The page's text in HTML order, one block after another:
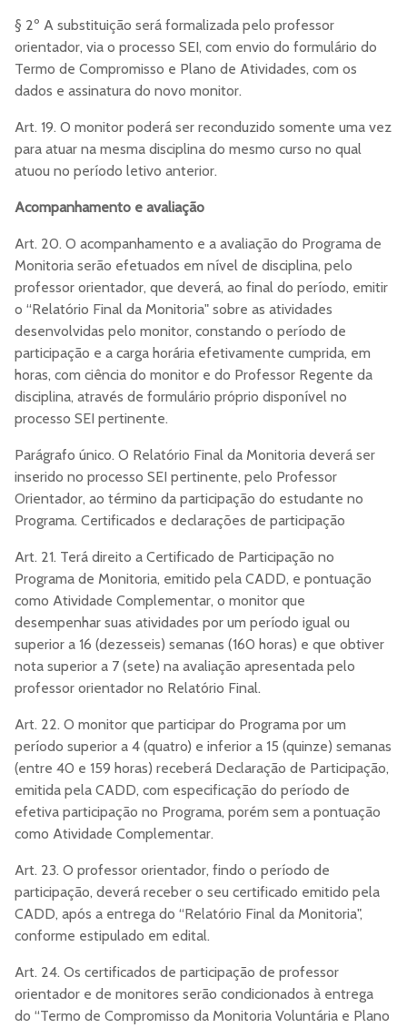
§ 2º A substituição será formalizada pelo professor
orientador, via o processo SEI, com envio do formulário do
Termo de Compromisso e Plano de Atividades, com os
dados e assinatura do novo monitor.
Art. 19. O monitor poderá ser reconduzido somente uma vez
para atuar na mesma disciplina do mesmo curso no qual
atuou no período letivo anterior.
Acompanhamento e avaliação
Art. 20. O acompanhamento e a avaliação do Programa de
Monitoria serão efetuados em nível de disciplina, pelo
professor orientador, que deverá, ao final do período, emitir
o “Relatório Final da Monitoria" sobre as atividades
desenvolvidas pelo monitor, constando o período de
participação e a carga horária efetivamente cumprida, em
horas, com ciência do monitor e do Professor Regente da
disciplina, através de formulário próprio disponível no
processo SEI pertinente.
Parágrafo único. O Relatório Final da Monitoria deverá ser
inserido no processo SEI pertinente, pelo Professor
Orientador, ao término da participação do estudante no
Programa. Certificados e declarações de participação
Art. 21. Terá direito a Certificado de Participação no
Programa de Monitoria, emitido pela CADD, e pontuação
como Atividade Complementar, o monitor que
desempenhar suas atividades por um período igual ou
superior a 16 (dezesseis) semanas (160 horas) e que obtiver
nota superior a 7 (sete) na avaliação apresentada pelo
professor orientador no Relatório Final.
Art. 22. O monitor que participar do Programa por um
período superior a 4 (quatro) e inferior a 15 (quinze) semanas
(entre 40 e 159 horas) receberá Declaração de Participação,
emitida pela CADD, com especificação do período de
efetiva participação no Programa, porém sem a pontuação
como Atividade Complementar.
Art. 23. O professor orientador, findo o período de
participação, deverá receber o seu certificado emitido pela
CADD, após a entrega do “Relatório Final da Monitoria",
conforme estipulado em edital.
Art. 24. Os certificados de participação de professor
orientador e de monitores serão condicionados à entrega
do “Termo de Compromisso da Monitoria Voluntária e Plano